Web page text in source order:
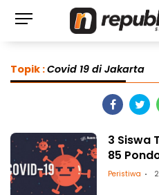
Topik :Covid 19 di Jakarta
3 Siswa
85
Peristiwa